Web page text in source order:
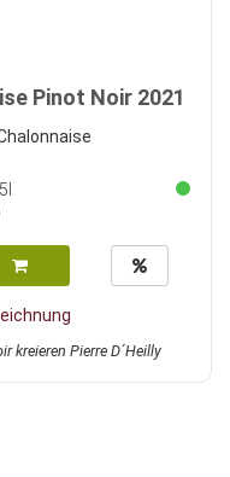
Pinot Noir 2021
kreieren Pierre D´Heilly